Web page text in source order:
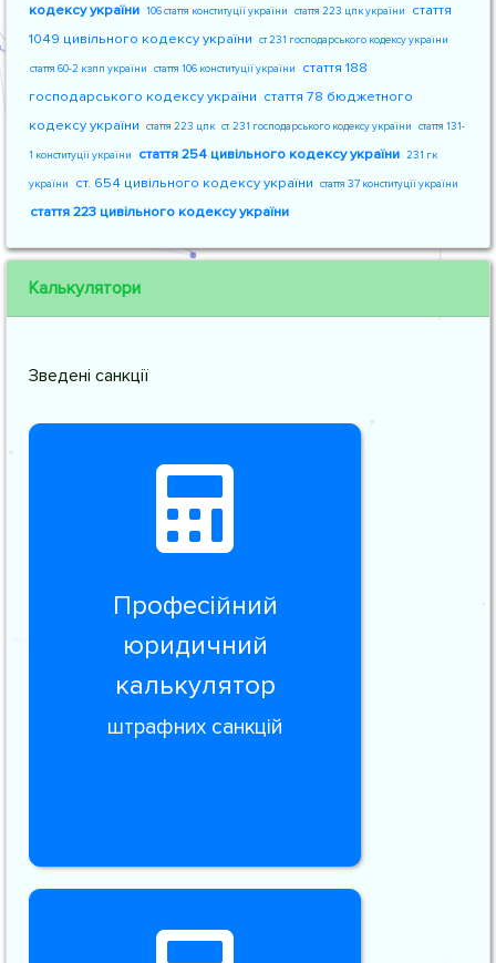
кодексу україни 106 стаття конституції україни стаття 223 цпк україни
стаття
1049 цивільного кодексу україни ст 231 господарського кодексу україни
стаття 60-2 кзпп україни стаття 106 конституції україни
стаття 188
господарського кодексу україни стаття 78 бюджетного
кодексу україни стаття 223 цпк ст. 231 господарського кодексу україни стаття 131-
1 конституції україни стаття 254 цивільного кодексу україни 231 гк
україни ст. 654 цивільного кодексу україни стаття 37 конституції україни
стаття 223 цивільного кодексу україни
Калькулятори
Зведені санкції
Професійний
юридичний
калькулятор
штрафних санкцій